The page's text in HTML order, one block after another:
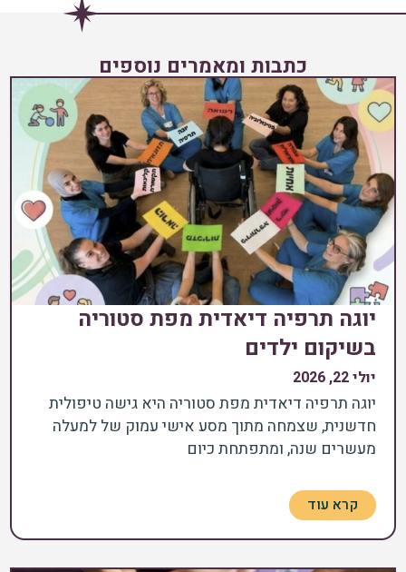
כתבות ומאמרים נוספים
יוגה תרפיה דיאדית מפת סטוריה
בשיקום ילדים
יולי 22, 2026
יוגה תרפיה דיאדית מפת סטוריה היא גישה טיפולית
חדשנית, שצמחה מתוך מסע אישי עמוק של למעלה
מעשרים שנה, ומתפתחת כיום
קרא עוד